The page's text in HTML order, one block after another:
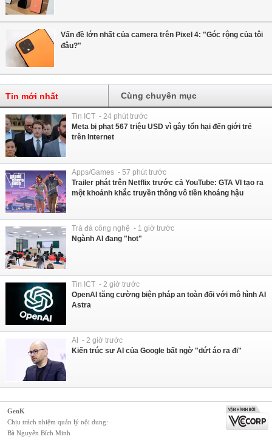
Vấn đề lớn nhất của camera trên Pixel 4: "Góc rộng của tôi
đâu?"
Tin mới nhất Cùng chuyên mục
Tin ICT - 24 phút trước
Meta bị phạt 567 triệu USD vì gây tổn hại đến giới trẻ
trên Internet
Apps/Games - 57 phút trước
Trailer phát trên Netflix trước cả YouTube: GTA VI tạo ra
một khoảnh khắc truyền thông vô tiền khoáng hậu
Trà đá công nghệ - 1 giờ trước
Ngành AI đang "hot"
Tin ICT - 2 giờ trước
OpenAI tăng cường biện pháp an toàn đối với mô hình AI
Astra
AI - 2 giờ trước
Kiến trúc sư AI của Google bất ngờ "dứt áo ra đi"
GenK
Chịu trách nhiệm quản lý nội dung:
Bà Nguyễn Bích Minh